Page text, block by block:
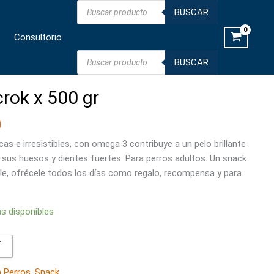
Consultorio
Búsqueda
productos
BUSCAR
Búsqueda
productos
BUSCAR
x 500 gr
e irresistibles, con omega 3 contribuye a un pelo brillante
huesos y dientes fuertes. Para perros adultos. Un snack
ofrécele todos los días como regalo, recompensa y para
disponibles
500
gr